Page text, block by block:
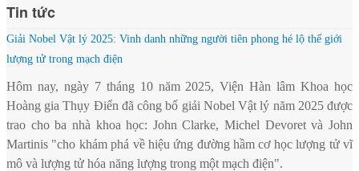
Tin tức
Giải Nobel Vật lý 2025: Vinh danh những người tiên phong hé lộ thế giới
lượng tử trong mạch điện
Hôm nay, ngày 7 tháng 10 năm 2025, Viện Hàn lâm Khoa học
Hoàng gia Thụy Điển đã công bố giải Nobel Vật lý năm 2025 được
trao cho ba nhà khoa học: John Clarke, Michel Devoret và John
Martinis "cho khám phá về hiệu ứng đường hầm cơ học lượng tử vĩ
mô và lượng tử hóa năng lượng trong một mạch điện".